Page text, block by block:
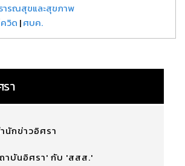
ารณสุขและสุขภาพ
วิด |ศบค.
า
นักข่าวอิศรา
าบันอิศรา' กับ 'สสส.'